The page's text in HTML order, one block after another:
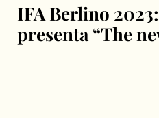
IFA Berlino
presenta “The